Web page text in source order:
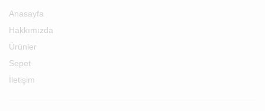
Anasayfa
Hakkımızda
Ürünler
Sepet
İletişim